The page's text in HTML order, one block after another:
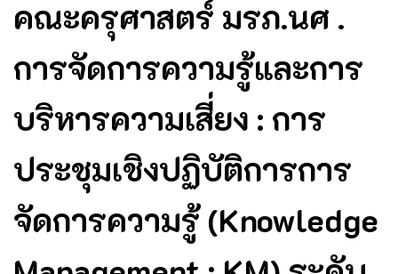
คณะครุศาสตร์ มรภ.นศ .
การจัดการความรู้และการ
บริหารความเสี่ยง : การ
ประชุมเชิงปฏิบัติการการ
จัดการความรู้ (Knowledge